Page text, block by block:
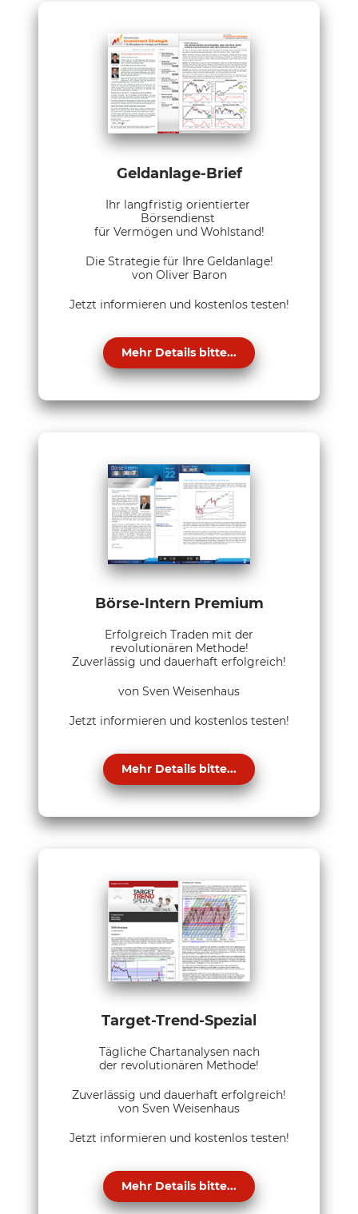
Geldanlage-Brief
Ihr langfristig orientierter
Börsendienst
für Vermögen und Wohlstand!
Die Strategie für Ihre Geldanlage!
von Oliver Baron
Jetzt informieren und kostenlos testen!
Mehr Details bitte...
Börse-Intern Premium
Erfolgreich Traden mit der
revolutionären Methode!
Zuverlässig und dauerhaft erfolgreich!
von Sven Weisenhaus
Jetzt informieren und kostenlos testen!
Mehr Details bitte...
Target-Trend-Spezial
Tägliche Chartanalysen nach
der revolutionären Methode!
Zuverlässig und dauerhaft erfolgreich!
von Sven Weisenhaus
Jetzt informieren und kostenlos testen!
Mehr Details bitte...